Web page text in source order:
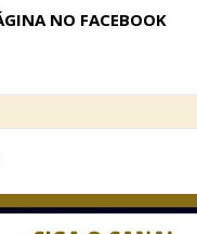
NO FACEBOOK